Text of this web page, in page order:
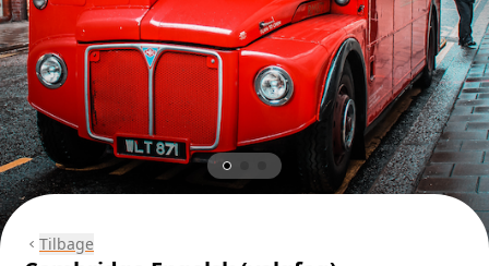
chevron_left Tilbage